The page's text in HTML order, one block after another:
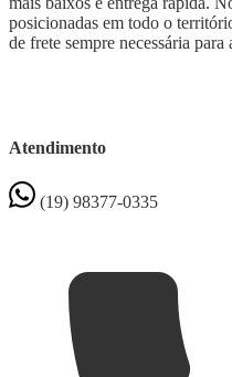
posicionadas em todo o
de frete sempre necessária para
Atendimento
(19) 98377-0335